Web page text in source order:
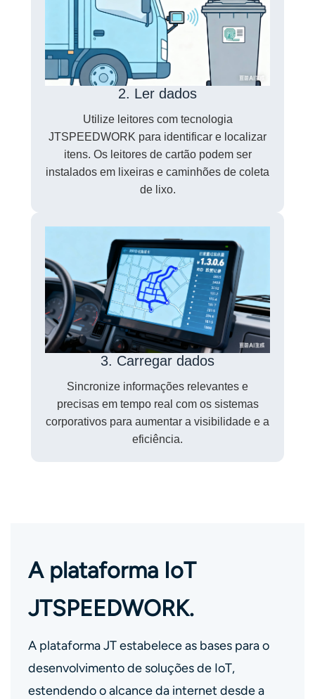
2. Ler dados
Utilize leitores com tecnologia
JTSPEEDWORK para identificar e localizar
itens. Os leitores de cartão podem ser
instalados em lixeiras e caminhões de coleta
de lixo.
3. Carregar dados
Sincronize informações relevantes e
precisas em tempo real com os sistemas
corporativos para aumentar a visibilidade e a
eficiência.
A plataforma IoT
JTSPEEDWORK.
A plataforma JT estabelece as bases para o
desenvolvimento de soluções de IoT,
estendendo o alcance da internet desde a